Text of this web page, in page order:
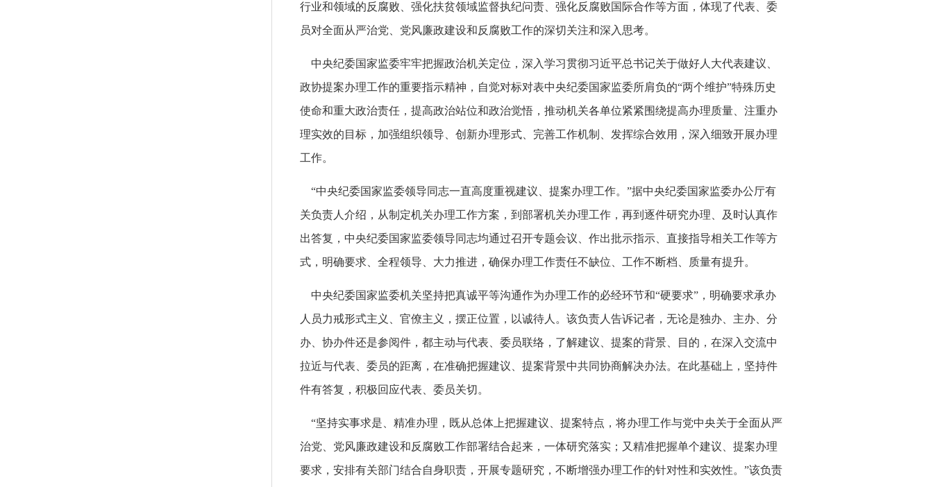
行业和领域的反腐败、强化扶贫领域监督执纪问责、强化反腐败国际合作等方面，体现了代表、委
员对全面从严治党、党风廉政建设和反腐败工作的深切关注和深入思考。
中央纪委国家监委牢牢把握政治机关定位，深入学习贯彻习近平总书记关于做好人大代表建议、
政协提案办理工作的重要指示精神，自觉对标对表中央纪委国家监委所肩负的“两个维护”特殊历史
使命和重大政治责任，提高政治站位和政治觉悟，推动机关各单位紧紧围绕提高办理质量、注重办
理实效的目标，加强组织领导、创新办理形式、完善工作机制、发挥综合效用，深入细致开展办理
工作。
“中央纪委国家监委领导同志一直高度重视建议、提案办理工作。”据中央纪委国家监委办公厅有
关负责人介绍，从制定机关办理工作方案，到部署机关办理工作，再到逐件研究办理、及时认真作
出答复，中央纪委国家监委领导同志均通过召开专题会议、作出批示指示、直接指导相关工作等方
式，明确要求、全程领导、大力推进，确保办理工作责任不缺位、工作不断档、质量有提升。
中央纪委国家监委机关坚持把真诚平等沟通作为办理工作的必经环节和“硬要求”，明确要求承办
人员力戒形式主义、官僚主义，摆正位置，以诚待人。该负责人告诉记者，无论是独办、主办、分
办、协办件还是参阅件，都主动与代表、委员联络，了解建议、提案的背景、目的，在深入交流中
拉近与代表、委员的距离，在准确把握建议、提案背景中共同协商解决办法。在此基础上，坚持件
件有答复，积极回应代表、委员关切。
“坚持实事求是、精准办理，既从总体上把握建议、提案特点，将办理工作与党中央关于全面从严
治党、党风廉政建设和反腐败工作部署结合起来，一体研究落实；又精准把握单个建议、提案办理
要求，安排有关部门结合自身职责，开展专题研究，不断增强办理工作的针对性和实效性。”该负责